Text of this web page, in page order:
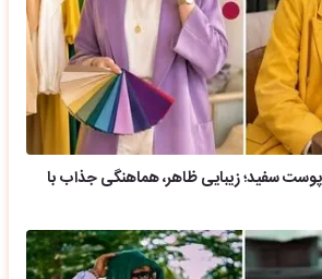
سفید؛ زیبایی ظاهر، هماهنگی جذاب با